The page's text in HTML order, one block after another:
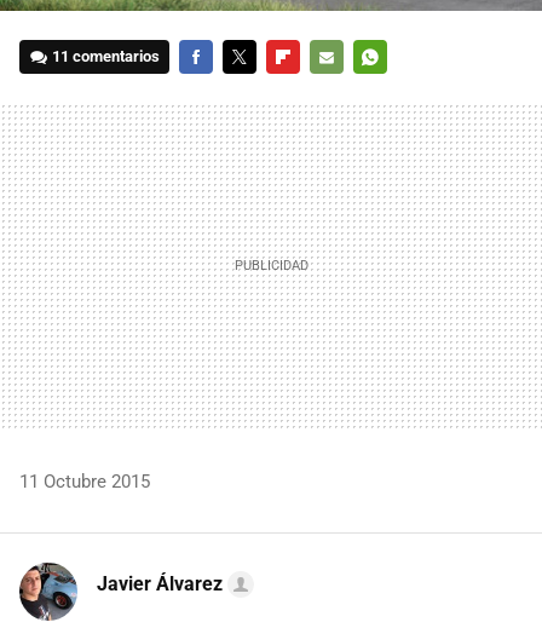
11 comentarios
MAIL
11 Octubre 2015
Javier Álvarez